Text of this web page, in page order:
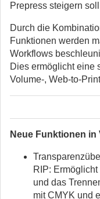
Prepress steigern
Durch die
Funktionen werden
Workflows
Dies ermöglicht eine
Volume-, Web-to-
Neue Funktionen in
RIP:
und das
mit CMYK und